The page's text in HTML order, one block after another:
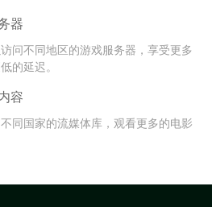
器
问不同地区的游戏服务器，享受更多
的延迟。
容
同国家的流媒体库，观看更多的电影